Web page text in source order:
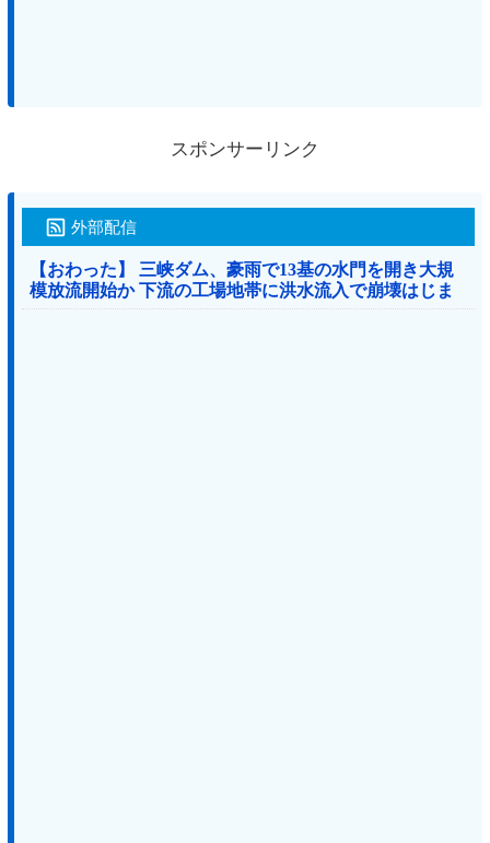
スポンサーリンク
外部配信
【おわった】 三峡ダム、豪雨で13基の水門を開き大規
模放流開始か 下流の工場地帯に洪水流入で崩壊はじま
る